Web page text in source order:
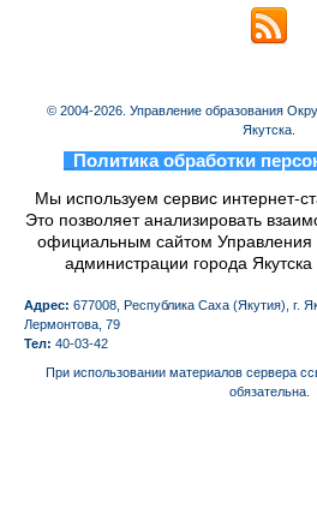
© 2004-2026. Управление образования
Якутска.
Политика обработки
Мы используем сервис интернет-
Это позволяет анализировать
официальным сайтом Управления
администрации города
Адрес: 677008, Республика Саха (Якутия), г.
Лермонтова, 79
Тел: 40-03-42
При использовании материалов сервера
обязательна.